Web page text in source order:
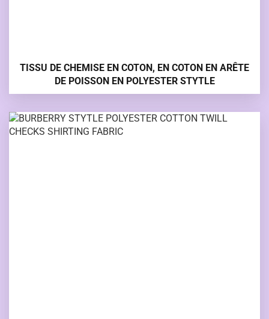
TISSU DE CHEMISE EN COTON, EN COTON EN ARÊTE
DE POISSON EN POLYESTER STYTLE